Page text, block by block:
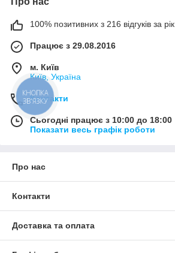
100% позитивних з 216 відгуків за рік
Працює з 29.08.2016
м. Київ
Київ, Україна
Контакти
Сьогодні працює з 10:00 до 18:00
Показати весь графік роботи
Про нас
Контакти
Доставка та оплата
КНОПКА
ЗВ'ЯЗКУ